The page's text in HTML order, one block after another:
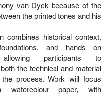
van Dyck because of the
the printed tones and his
combines historical context,
and hands on
participants to
the technical and material
process. Work will focus
watercolour paper, with